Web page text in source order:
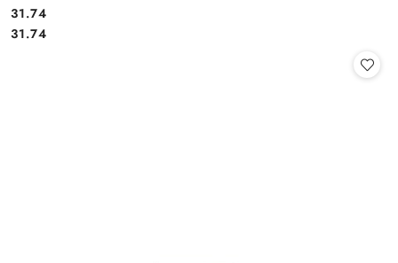
Cena:
31.74
Cena:
31.74